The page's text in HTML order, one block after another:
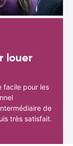
louer
facile pour les
de
très satisfait.